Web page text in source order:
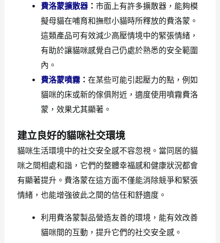
費洛蒙擴散器： 市面上有許多擴散器，能夠模
擬母貓在哺育和撫慰小貓時所釋放的費洛蒙。
這類產品可有效減少高壓情境中的緊張情緒，
有助於讓貓咪感覺自己仍處於熟悉的安全範圍
內。
費洛蒙噴霧： 在某些可能引起壓力的點，例如
貓咪的床或新的傢俱附近，適度使用噴霧費洛
蒙，效果尤其顯著。
建立良好的貓咪社交環境
貓咪生活環境中的社交安全感不容忽視。當同居的貓
咪之間相處和諧，它們的整體幸福感和健康狀況都會
有顯著提升。費洛蒙在這方面不僅能消除競爭和緊張
情緒，也能增強彼此之間的信任和舒適度。
利用費洛蒙製品營造友善的環境，能有效改善
貓咪間的互動，提升它們的社交安全感。